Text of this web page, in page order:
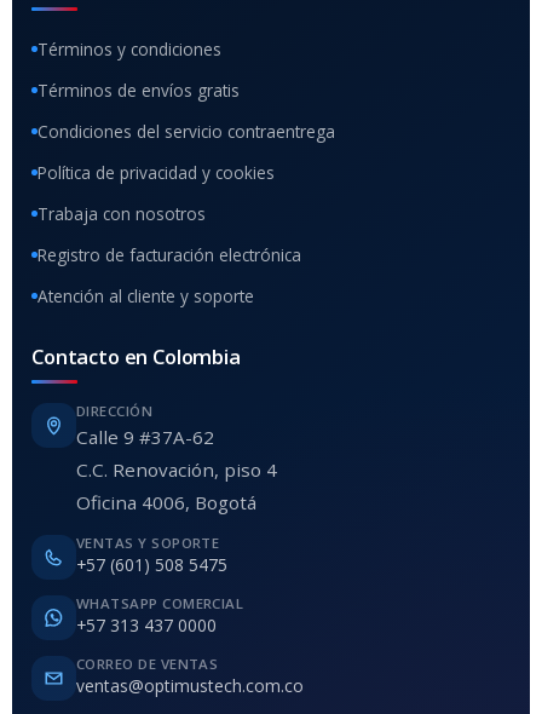
Términos y condiciones
Términos de envíos gratis
Condiciones del servicio contraentrega
Política de privacidad y cookies
Trabaja con nosotros
Registro de facturación electrónica
Atención al cliente y soporte
Contacto en Colombia
DIRECCIÓN
Calle 9 #37A-62
C.C. Renovación, piso 4
Oficina 4006, Bogotá
VENTAS Y SOPORTE
+57 (601) 508 5475
WHATSAPP COMERCIAL
+57 313 437 0000
CORREO DE VENTAS
ventas@optimustech.com.co